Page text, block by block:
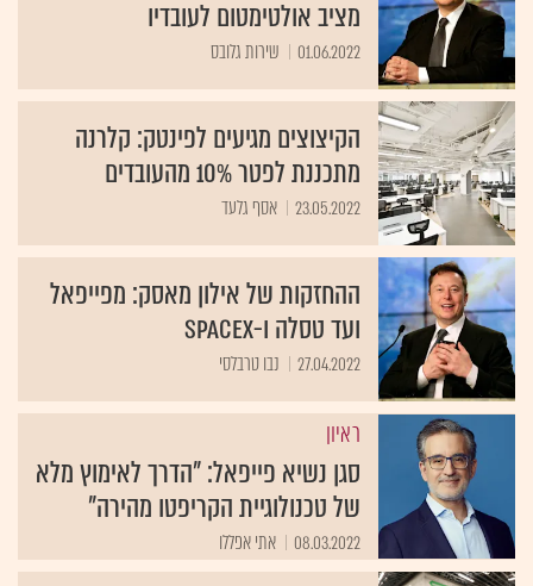
מציב אולטימטום לעובדיו
01.06.2022 שירות גלובס
הקיצוצים מגיעים לפינטק: קלרנה
מתכננת לפטר 10% מהעובדים
23.05.2022 אסף גלעד
ההחזקות של אילון מאסק: מפייפאל
ועד טסלה ו-SpaceX
27.04.2022 נבו טרבלסי
ראיון
סגן נשיא פייפאל: "הדרך לאימוץ מלא
של טכנולוגיית הקריפטו מהירה"
08.03.2022 אתי אפללו